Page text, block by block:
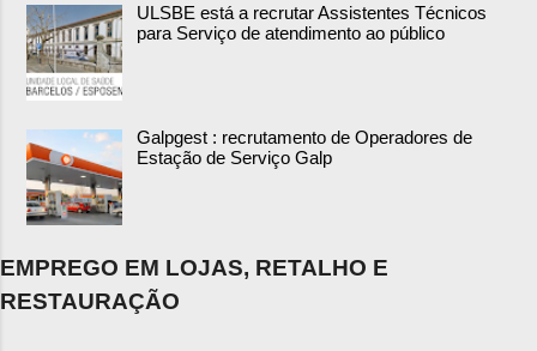
ULSBE está a recrutar Assistentes Técnicos
para Serviço de atendimento ao público
Galpgest : recrutamento de Operadores de
Estação de Serviço Galp
EMPREGO EM LOJAS, RETALHO E
RESTAURAÇÃO